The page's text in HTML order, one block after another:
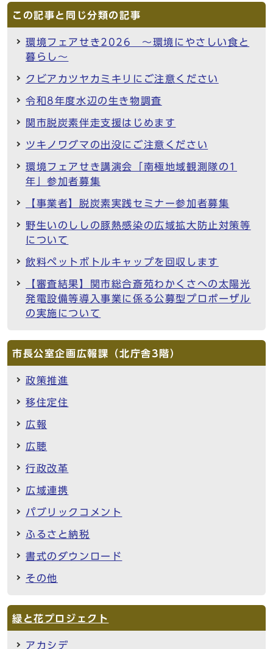
この記事と同じ分類の記事
環境フェアせき2026 ～環境にやさしい食と
暮らし～
クビアカツヤカミキリにご注意ください
令和8年度水辺の生き物調査
関市脱炭素伴走支援はじめます
ツキノワグマの出没にご注意ください
環境フェアせき講演会「南極地域観測隊の1
年」参加者募集
【事業者】脱炭素実践セミナー参加者募集
野生いのししの豚熱感染の広域拡大防止対策等
について
飲料ペットボトルキャップを回収します
【審査結果】関市総合斎苑わかくさへの太陽光
発電設備等導入事業に係る公募型プロポーザル
の実施について
市長公室企画広報課（北庁舎3階）
政策推進
移住定住
広報
広聴
行政改革
広域連携
パブリックコメント
ふるさと納税
書式のダウンロード
その他
緑と花プロジェクト
アカシデ